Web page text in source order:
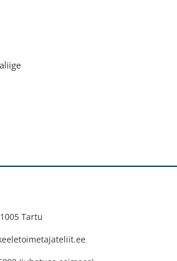
Tartu